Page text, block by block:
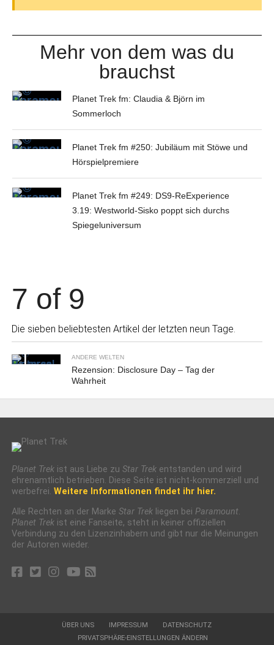
Mehr von dem was du
brauchst
Planet Trek fm: Claudia & Björn im
Sommerloch
Planet Trek fm #250: Jubiläum mit Stöwe und
Hörspielpremiere
Planet Trek fm #249: DS9-ReExperience
3.19: Westworld-Sisko poppt sich durchs
Spiegeluniversum
7 of 9
Die sieben beliebtesten Artikel der letzten neun Tage.
ANDERE WELTEN
Rezension: Disclosure Day – Tag der
Wahrheit
Planet Trekist aus Liebe zu Star Trekentstanden und wird
ehrenamtlich betrieben. Diese Seite ist nicht-kommerziell und
werbefrei. Weitere Informationen findet ihr hier.
Alle Rechten an der Marke Star Trekliegen bei Paramount.
Planet Trekist eine Fanseite, steht in keiner offiziellen
Verbindung zu den Lizenzinhabern und gibt nur die Meinungen
der Autoren wieder.
ÜBER UNS IMPRESSUM
DATENSCHUTZ
PRIVATSPHÄRE-EINSTELLUNGEN ÄNDERN